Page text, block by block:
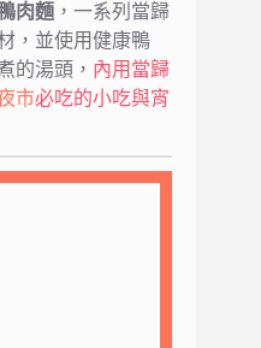
肉麵 ，一系列當歸
，並使用健康鴨
的湯頭， 內用當歸
市必吃的小吃與宵